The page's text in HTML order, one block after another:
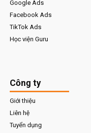
Google Ads
Facebook Ads
TikTok Ads
Học viện Guru
Công ty
Giới thiệu
Liên hệ
Tuyển dụng